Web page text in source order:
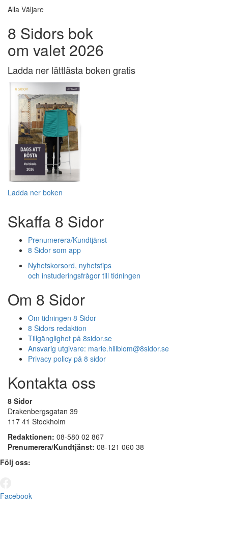
Alla Väljare
8 Sidors bok
om valet 2026
Ladda ner lättlästa boken gratis
Ladda ner boken
Skaffa 8 Sidor
Prenumerera/Kundtjänst
8 Sidor som app
Nyhetskorsord, nyhetstips
och instuderingsfrågor till tidningen
Om 8 Sidor
Om tidningen 8 Sidor
8 Sidors redaktion
Tillgänglighet på 8sidor.se
Ansvarig utgivare: marie.hillblom@8sidor.se
Privacy policy på 8 sidor
Kontakta oss
8 Sidor
Drakenbergsgatan 39
117 41 Stockholm
Redaktionen: 08-580 02 867
Prenumerera/Kundtjänst: 08-121 060 38
Följ oss:
Facebook